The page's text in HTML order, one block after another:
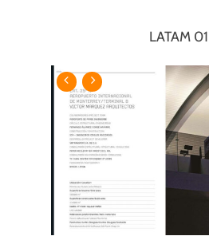
LATAM 01